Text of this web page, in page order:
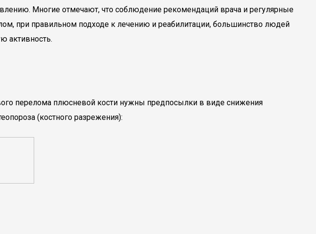
Многие отмечают, что соблюдение рекомендаций врача и регулярные
при правильном подходе к лечению и реабилитации, большинство людей
активность.
перелома плюсневой кости нужны предпосылки в виде снижения
(костного разрежения):